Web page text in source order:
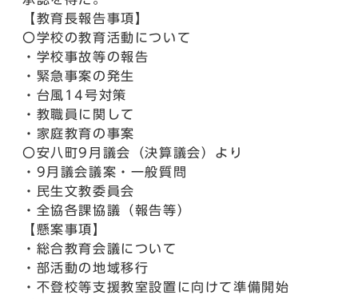
【教育長報告事項】
〇学校の教育活動について
・学校事故等の報告
・緊急事案の発生
・台風14号対策
・教職員に関して
・家庭教育の事案
〇安八町9月議会（決算議会）より
・9月議会議案・一般質問
・民生文教委員会
・全協各課協議（報告等）
【懸案事項】
・総合教育会議について
・部活動の地域移行
・不登校等支援教室設置に向けて準備開始